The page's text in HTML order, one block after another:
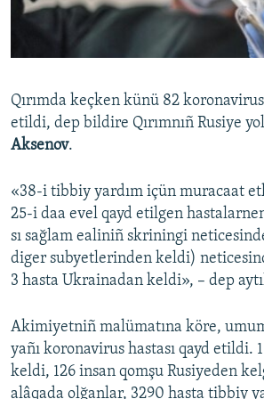
Русский
Українською
QOŞULIÑIZ!
RFE/RS bütün saytları
Qırımda keçken künü 82 koronavirus
etildi, dep bildire Qırımnıñ Rusiye
Aksenov.
«38-i tibbiy yardım içün muracaat
25-i daa evel qayd etilgen
sı sağlam ealiniñ skriningi
diger subyetlerinden keldi)
3 hasta Ukrainadan keldi», – dep
Akimiyetniñ malümatına köre,
yañı koronavirus hastası qayd etildi.
keldi, 126 insan qomşu Rusiyeden
alâqada olğanlar, 3290 hasta tibbiy